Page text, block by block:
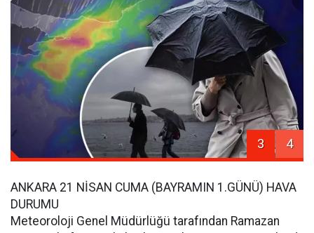
3 4
ANKARA 21 NİSAN CUMA (BAYRAMIN 1.GÜNÜ) HAVA
DURUMU
Meteoroloji Genel Müdürlüğü tarafından Ramazan